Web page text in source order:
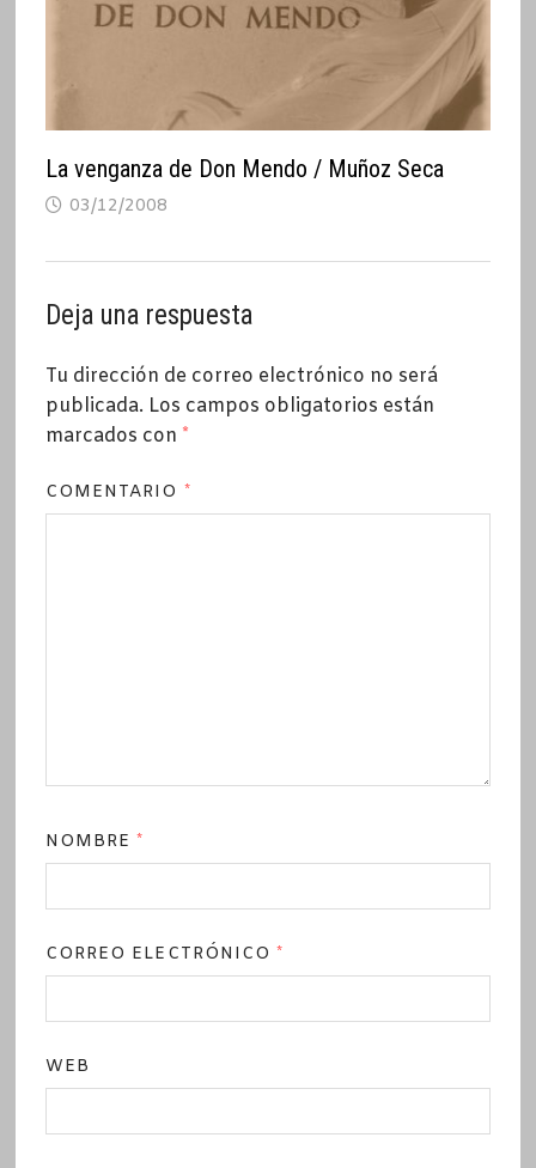
La venganza de Don Mendo / Muñoz Seca
03/12/2008
Deja una respuesta
Tu dirección de correo electrónico no será
publicada. Los campos obligatorios están
marcados con *
COMENTARIO *
NOMBRE*
CORREO ELECTRÓNICO*
WEB